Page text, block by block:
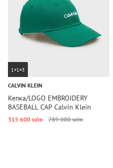
1+1=3
CALVIN KLEIN
Кепка/LOGO EMBROIDERY
BASEBALL CAP Calvin Klein
315 600 so‘m 789 000 so‘m